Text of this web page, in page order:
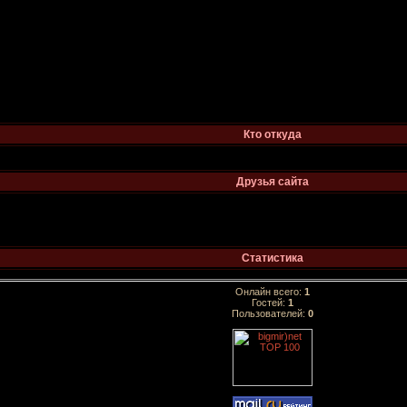
Кто откуда
Друзья сайта
Статистика
Онлайн всего: 1
Гостей: 1
Пользователей: 0